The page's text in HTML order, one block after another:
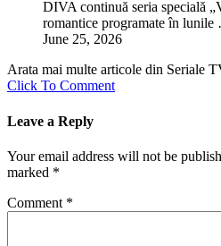
DIVA continuă seria specială
romantice programate în
June 25, 2026
Arata mai multe articole din Seriale
Click To Comment
Leave a Reply
Your email address will not be
marked *
Comment *